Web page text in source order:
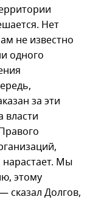
Нет
не известно
одного
за эти
власти
нарастает. Мы
этому
сказал Долгов,